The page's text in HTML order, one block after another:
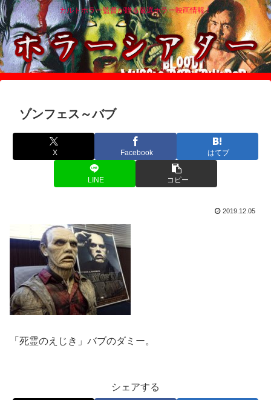
カルトホラー監督が贈る厳選ホラー映画情報！
ゾンフェス～バブ
X Facebook はてブ
LINE コピー
2019.12.05
「死霊のえじき」バブのダミー。
シェアする